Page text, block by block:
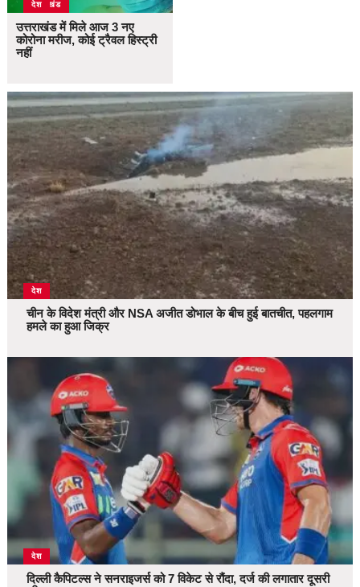
उत्तराखंड
देश
उत्तराखंड में मिले आज 3 नए
कोरोना मरीज, कोई ट्रैवल हिस्ट्री
नहीं
देश
चीन के विदेश मंत्री और NSA अजीत डोभाल के बीच हुई बातचीत, पहलगाम
हमले का हुआ जिक्र
देश
दिल्ली कैपिटल्स ने सनराइजर्स को 7 विकेट से रौंदा, दर्ज की लगातार दूसरी